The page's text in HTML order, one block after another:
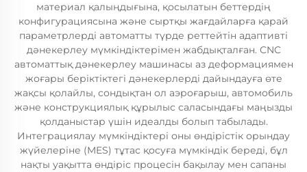
материал қалыңдығына, қосылатын беттердің
конфигурациясына және сыртқы жағдайларға қарай
параметрлерді автоматты түрде реттейтін адаптивті
дәнекерлеу мүмкіндіктерімен жабдықталған. CNC
автоматтық дәнекерлеу машинасы аз деформациямен
жоғары беріктіктегі дәнекерлерді дайындауға өте
жақсы қолайлы, сондықтан ол аэроғарыш, автомобиль
және конструкциялық құрылыс саласындағы маңызды
қолданыстар үшін идеалды болып табылады.
Интеграциялау мүмкіндіктері оны өндірістік орындау
жүйелеріне (MES) тұтас қосуға мүмкіндік береді, бұл
нақты уақытта өндіріс процесін бақылау мен сапаны